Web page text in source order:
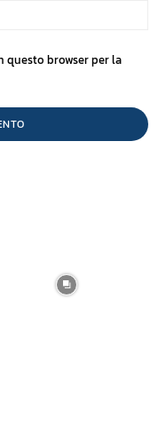
questo browser per la